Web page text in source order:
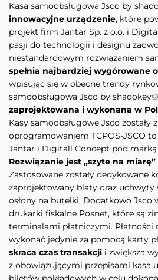
Kasa samoobsługowa Jsco by
innowacyjne urządzenie, które
projekt firm Jantar Sp. z o.o. i
pasji do technologii i designu
niestandardowym rozwiązaniem
spełnia najbardziej wygórowane
wpisując się w obecne trendy
samoobsługowa Jsco by shadokey®
zaprojektowana i wykonana w
Kasy samoobsługowe Jsco zostały
oprogramowaniem TCPOS-JSCO
Jantar i Digitall Concept pod
Rozwiązanie jest „szyte na miarę”
Zastosowane zostały dedykowane
zaprojektowany blaty oraz uchwyty
osłony na butelki. Dodatkowo Jsco
drukarki fiskalne Posnet, które są
terminalami płatniczymi. Płatności
wykonać jedynie za pomocą karty
skraca czas transakcji i zwiększa
z obowiązującymi przepisami kasa